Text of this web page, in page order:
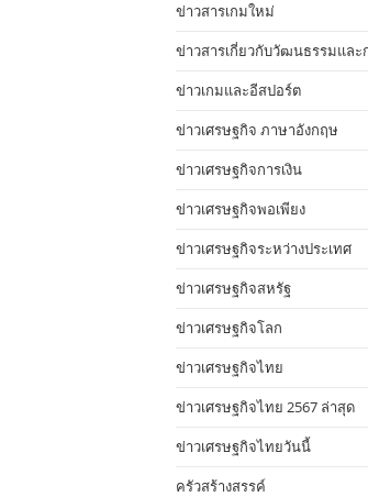
ข่าวสารเกมใหม่
ข่าวสารเกี่ยวกับวัฒนธรรมและ
ข่าวเกมและอีสปอร์ต
ข่าวเศรษฐกิจ ภาษาอังกฤษ
ข่าวเศรษฐกิจการเงิน
ข่าวเศรษฐกิจพอเพียง
ข่าวเศรษฐกิจระหว่างประเทศ
ข่าวเศรษฐกิจสหรัฐ
ข่าวเศรษฐกิจโลก
ข่าวเศรษฐกิจไทย
ข่าวเศรษฐกิจไทย 2567 ล่าสุด
ข่าวเศรษฐกิจไทยวันนี้
ครัวสร้างสรรค์